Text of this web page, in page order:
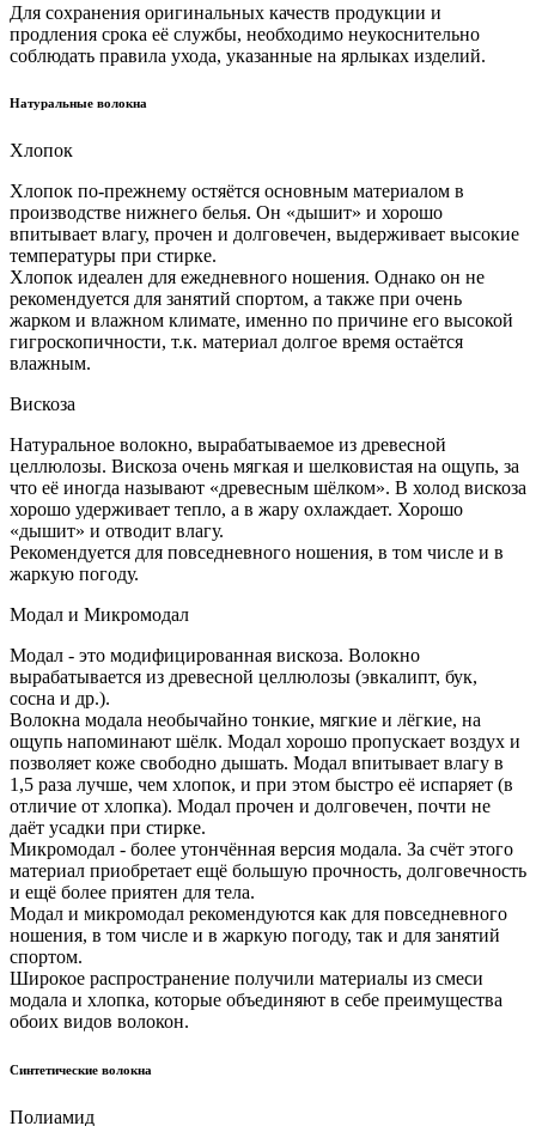
Для сохранения оригинальных качеств продукции и
продления срока её службы, необходимо неукоснительно
соблюдать правила ухода, указанные на ярлыках изделий.
Натуральные волокна
Хлопок
Хлопок по-прежнему остяётся основным материалом в
производстве нижнего белья. Он «дышит» и хорошо
впитывает влагу, прочен и долговечен, выдерживает высокие
температуры при стирке.
Хлопок идеален для ежедневного ношения. Однако он не
рекомендуется для занятий спортом, а также при очень
жарком и влажном климате, именно по причине его высокой
гигроскопичности, т.к. материал долгое время остаётся
влажным.
Вискоза
Натуральное волокно, вырабатываемое из древесной
целлюлозы. Вискоза очень мягкая и шелковистая на ощупь, за
что её иногда называют «древесным шёлком». В холод вискоза
хорошо удерживает тепло, а в жару охлаждает. Хорошо
«дышит» и отводит влагу.
Рекомендуется для повседневного ношения, в том числе и в
жаркую погоду.
Модал и Микромодал
Модал - это модифицированная вискоза. Волокно
вырабатывается из древесной целлюлозы (эвкалипт, бук,
сосна и др.).
Волокна модала необычайно тонкие, мягкие и лёгкие, на
ощупь напоминают шёлк. Модал хорошо пропускает воздух и
позволяет коже свободно дышать. Модал впитывает влагу в
1,5 раза лучше, чем хлопок, и при этом быстро её испаряет (в
отличие от хлопка). Модал прочен и долговечен, почти не
даёт усадки при стирке.
Микромодал - более утончённая версия модала. За счёт этого
материал приобретает ещё большую прочность, долговечность
и ещё более приятен для тела.
Модал и микромодал рекомендуются как для повседневного
ношения, в том числе и в жаркую погоду, так и для занятий
спортом.
Широкое распространение получили материалы из смеси
модала и хлопка, которые объединяют в себе преимущества
обоих видов волокон.
Синтетические волокна
Полиамид